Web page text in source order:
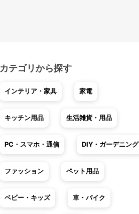
カテゴリから探す
インテリア・家具 家電
キッチン用品 生活雑貨・用品
PC・スマホ・通信 DIY・ガーデニング
ファッション ペット用品
ベビー・キッズ 車・バイク